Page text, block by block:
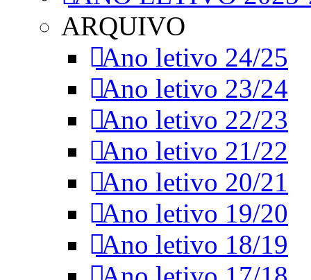
ARQUIVO
Ano letivo 24/25
Ano letivo 23/24
Ano letivo 22/23
Ano letivo 21/22
Ano letivo 20/21
Ano letivo 19/20
Ano letivo 18/19